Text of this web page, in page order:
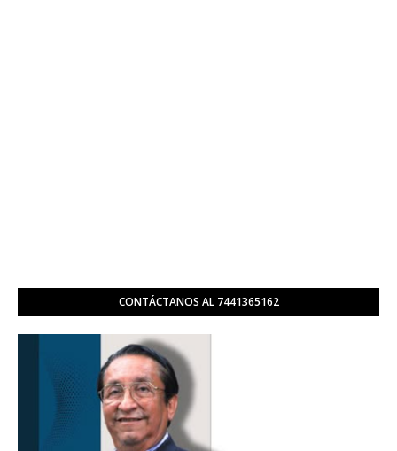
CONTÁCTANOS AL 7441365162